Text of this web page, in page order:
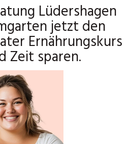
Lüdershagen
jetzt den
Ernährungskurs
Zeit sparen.